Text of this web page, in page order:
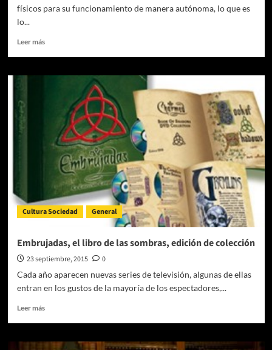
físicos para su funcionamiento de manera autónoma, lo que es
lo...
Leer másLeer
Obtén
industria
implementar
automatización
procesos
Cultura Sociedad General
Embrujadas, el libro de las sombras, edición de colección
23 septiembre, 2015
0
Cada año aparecen nuevas series de televisión, algunas de ellas
entran en los gustos de la mayoría de los espectadores,...
Leer másLeer
Embrujadas,